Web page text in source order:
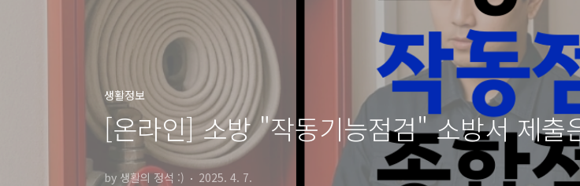
생활정보
[온라인] 소방 "작동기능점검" 소방서 제출
by 생활의 정석 :) 2025. 4. 7.